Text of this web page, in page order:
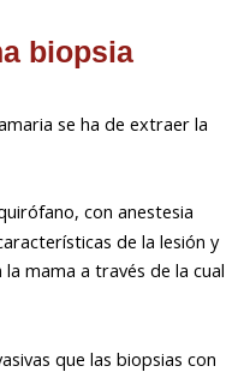
biopsia
se ha de extraer la
con anestesia
de la lesión y
la mama a través de la cual
que las biopsias con